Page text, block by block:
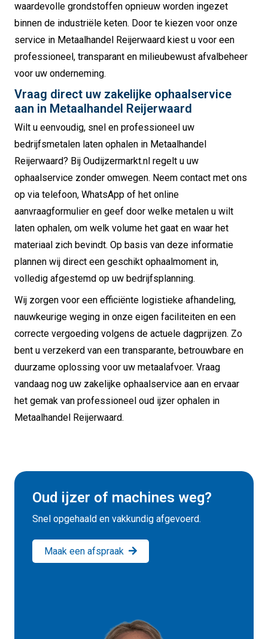
waardevolle grondstoffen opnieuw worden ingezet
binnen de industriële keten. Door te kiezen voor onze
service in Metaalhandel Reijerwaard kiest u voor een
professioneel, transparant en milieubewust afvalbeheer
voor uw onderneming.
Vraag direct uw zakelijke ophaalservice
aan in Metaalhandel Reijerwaard
Wilt u eenvoudig, snel en professioneel uw
bedrijfsmetalen laten ophalen in Metaalhandel
Reijerwaard? Bij Oudijzermarkt.nl regelt u uw
ophaalservice zonder omwegen. Neem contact met ons
op via telefoon, WhatsApp of het online
aanvraagformulier en geef door welke metalen u wilt
laten ophalen, om welk volume het gaat en waar het
materiaal zich bevindt. Op basis van deze informatie
plannen wij direct een geschikt ophaalmoment in,
volledig afgestemd op uw bedrijfsplanning.
Wij zorgen voor een efficiënte logistieke afhandeling,
nauwkeurige weging in onze eigen faciliteiten en een
correcte vergoeding volgens de actuele dagprijzen. Zo
bent u verzekerd van een transparante, betrouwbare en
duurzame oplossing voor uw metaalafvoer. Vraag
vandaag nog uw zakelijke ophaalservice aan en ervaar
het gemak van professioneel oud ijzer ophalen in
Metaalhandel Reijerwaard.
Oud ijzer of machines weg?
Snel opgehaald en vakkundig afgevoerd.
Maak een afspraak